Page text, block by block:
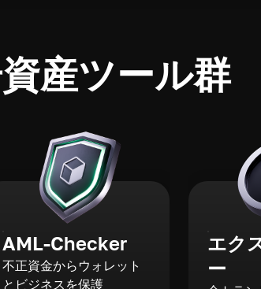
産ツール群
AML-Checker
不正資金からウォレット
とビジネスを保護
エク
ー